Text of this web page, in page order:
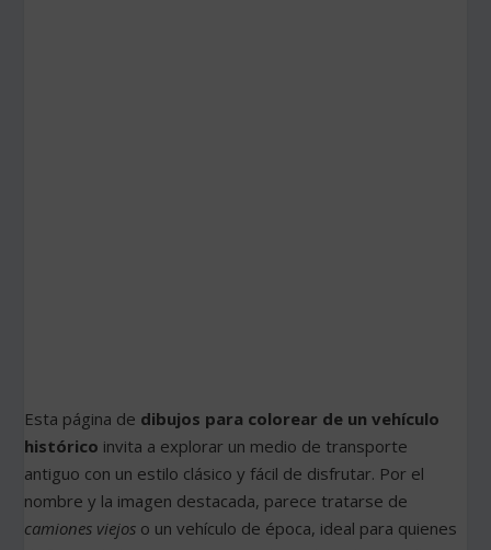
Esta página de dibujos para colorear de un vehículo
histórico invita a explorar un medio de transporte
antiguo con un estilo clásico y fácil de disfrutar. Por el
nombre y la imagen destacada, parece tratarse de
camiones viejos o un vehículo de época, ideal para quienes